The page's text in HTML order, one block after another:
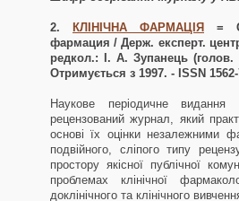
2. КЛІНІЧНА ФАРМАЦІЯ
=
фармация / Держ. експерт.
редкол.: І. А. Зупанець
Отримується з 1997. - ISSN
Наукове періодичне
рецензований журнал, який
основі їх оцінки незалежними
подвійного, сліпого типу
простору якісної публічної
проблемах клінічної
доклінічного та клінічного